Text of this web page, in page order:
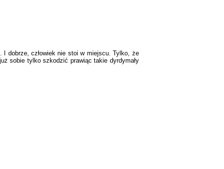
dobrze, człowiek nie stoi w miejscu. Tylko, że
sobie tylko szkodzić prawiąc takie dyrdymały